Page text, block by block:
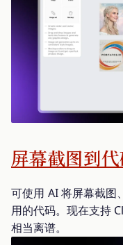
屏幕截图到
可使用 AI 将屏幕截图
用的代码。现在支持
相当离谱。